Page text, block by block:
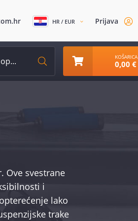
HR / EUR Prijava
KOŠARICA
0,00 €
Ove svestrane
i
lako
trake